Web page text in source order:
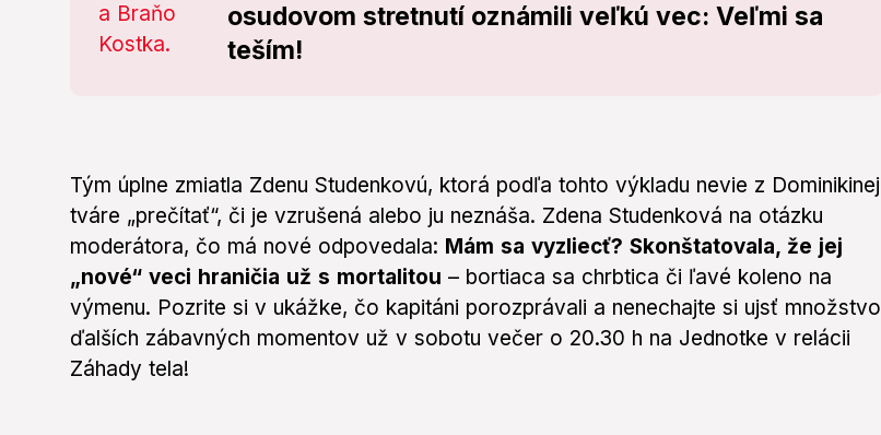
osudovom stretnutí oznámili veľkú vec: Veľmi sa
teším!
Tým úplne zmiatla Zdenu Studenkovú, ktorá podľa tohto výkladu nevie z Dominikinej
tváre „prečítať“, či je vzrušená alebo ju neznáša. Zdena Studenková na otázku
moderátora, čo má nové odpovedala: Mám sa vyzliecť? Skonštatovala, že jej
„nové“ veci hraničia už s mortalitou – bortiaca sa chrbtica či ľavé koleno na
výmenu. Pozrite si v ukážke, čo kapitáni porozprávali a nenechajte si ujsť množstvo
ďalších zábavných momentov už v sobotu večer o 20.30 h na Jednotke v relácii
Záhady tela!